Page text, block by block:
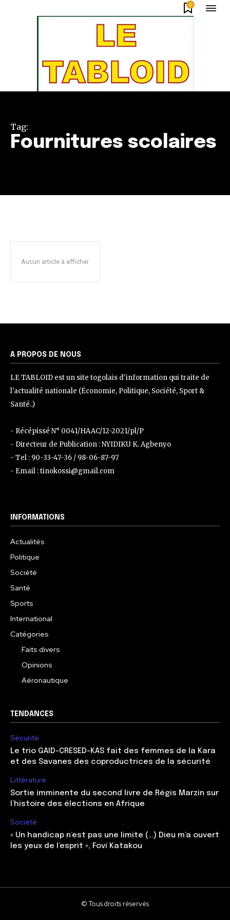
0
Tag:
Fournitures scolaires
Aucun article à afficher
A PROPOS DE NOUS
LE TABLOID est un site togolais d'information qui traite de
l'actualité nationale (Économie, Politique, Société, Sport &
Santé..)
- Récépissé N° 0041/HAAC/12-2021/pl/P
- Directeur de Publication : NYIDIKU K. Agbenyo
- Tel : 90-33-47-36 / 98-06-87-97
- Email : tinokossi@gmail.com
INFORMATIONS
Actualités
Politique
Société
Santé
Sports
International
Catégories
Faits divers
Opinions
Aéronautique
TENDANCES
Sécurité
Le trio GAID-CRESED-KAS fait des femmes de la Kara
et des Savanes des coproductrices de la sécurité
Littérature
Sortie imminente du second livre de Régis Marzin sur
l’histoire des élections en Afrique
Société
« Un handicap n’est pas une limite (…) Dieu m’a ouvert
les yeux de l’esprit », Fovi Katakou
© Tous droits réservés